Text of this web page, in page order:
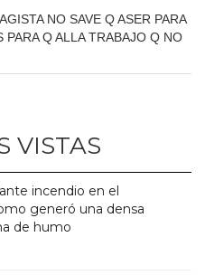
NO SAVE Q ASER PARA
PARA Q ALLA TRABAJO Q NO
VISTAS
incendio en el
generó una densa
de humo